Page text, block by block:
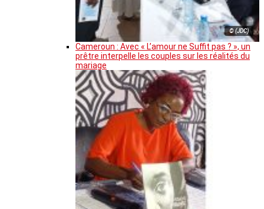
© (JDC)
Cameroun : Avec « L’amour ne Suffit pas ? », un
prêtre interpelle les couples sur les réalités du
mariage